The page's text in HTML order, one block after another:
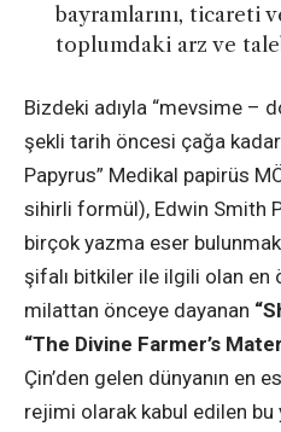
bayramlarını, ticareti
toplumdaki arz ve
Bizdeki adıyla “mevsime –
şekli tarih öncesi çağa
Papyrus” Medikal papirüs
sihirli formül), Edwin Smith
birçok yazma eser
şifalı bitkiler ile ilgili olan
milattan önceye dayanan
“The Divine Farmer’s
Çin’den gelen dünyanın en
rejimi olarak kabul edilen bu